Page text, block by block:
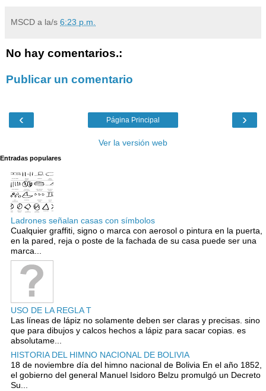
MSCD a la/s 6:23 p.m.
No hay comentarios.:
Publicar un comentario
‹ ›
Página Principal
Ver la versión web
Entradas populares
Ladrones señalan casas con símbolos
Cualquier graffiti, signo o marca con aerosol o pintura en la puerta,
en la pared, reja o poste de la fachada de su casa puede ser una
marca...
USO DE LA REGLA T
Las líneas de lápiz no solamente deben ser claras y precisas. sino
que para dibujos y calcos hechos a lápiz para sacar copias. es
absolutame...
HISTORIA DEL HIMNO NACIONAL DE BOLIVIA
18 de noviembre día del himno nacional de Bolivia En el año 1852,
el gobierno del general Manuel Isidoro Belzu promulgó un Decreto
Su...